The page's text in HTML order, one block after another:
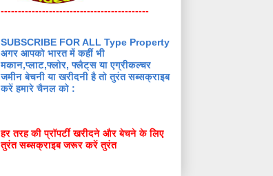
-------------------------------------------
SUBSCRIBE FOR ALL Type Property
अगर आपको भारत में कहीं भी
मकान,प्लाट,फ्लोर, फ्लैट्स या एग्रीकल्चर
जमीन बेचनी या खरीदनी है तो तुरंत सब्सक्राइब
करें हमारे चैनल को :
हर तरह की प्रॉपर्टी खरीदने और बेचने के लिए
तुरंत सब्सक्राइब जरूर करें तुरंत